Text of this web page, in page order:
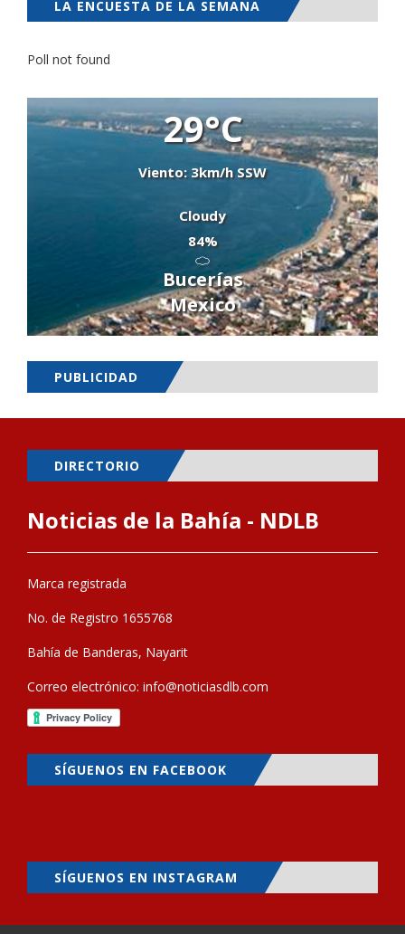
LA ENCUESTA DE LA SEMANA
Poll not found
29°C
Viento: 3km/h SSW
Cloudy
84%
Bucerías
Mexico
PUBLICIDAD
DIRECTORIO
Noticias de la Bahía - NDLB
Marca registrada
No. de Registro 1655768
Bahía de Banderas, Nayarit
Correo electrónico: info@noticiasdlb.com
SÍGUENOS EN FACEBOOK
SÍGUENOS EN INSTAGRAM